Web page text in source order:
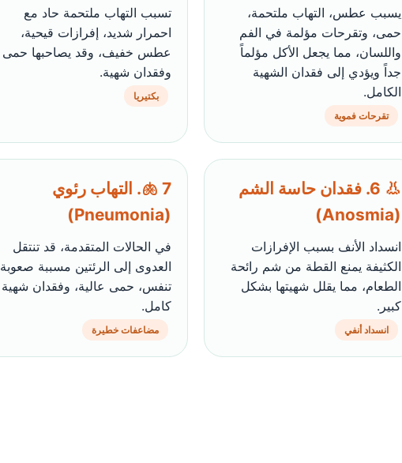
يسبب عطس، التهاب ملتحمة،
حمى، وتقرحات مؤلمة في الفم
واللسان، مما يجعل الأكل مؤلماً
جداً ويؤدي إلى فقدان الشهية
الكامل.
تقرحات فموية
تسبب التهاب ملتحمة حاد مع
احمرار شديد، إفرازات قيحية،
عطس خفيف، وقد يصاحبها حمى
وفقدان شهية.
بكتيريا
👃 6. فقدان حاسة الشم
(Anosmia)
انسداد الأنف بسبب الإفرازات
الكثيفة يمنع القطة من شم رائحة
الطعام، مما يقلل شهيتها بشكل
كبير.
انسداد أنفي
🫁 7. التهاب رئوي
(Pneumonia)
في الحالات المتقدمة، قد تنتقل
العدوى إلى الرئتين مسببة صعوبة
تنفس، حمى عالية، وفقدان شهية
كامل.
مضاعفات خطيرة